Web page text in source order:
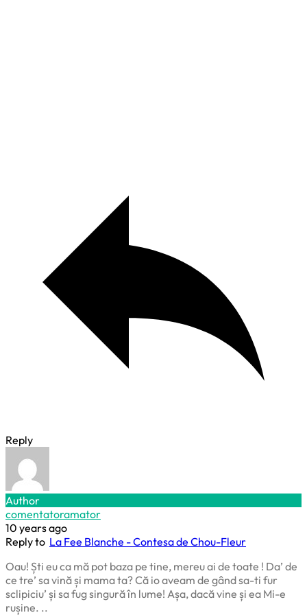
Reply
Author
comentatoramator
10 years ago
Reply to La Fee Blanche - Contesa de Chou-Fleur
Oau! Ști eu ca mă pot baza pe tine, mereu ai de toate ! Da’ de
ce tre’ sa vină și mama ta? Că io aveam de gând sa-ti fur
sclipiciu’ și sa fug singură în lume! Așa, dacă vine și ea Mi-e
rușine. ..